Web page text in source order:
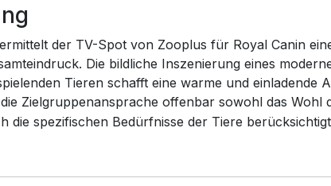
der TV-Spot von Zooplus für Royal Canin
Die bildliche Inszenierung eines
Tieren schafft eine warme und einladende
Zielgruppenansprache offenbar sowohl das Wohl
die spezifischen Bedürfnisse der Tiere